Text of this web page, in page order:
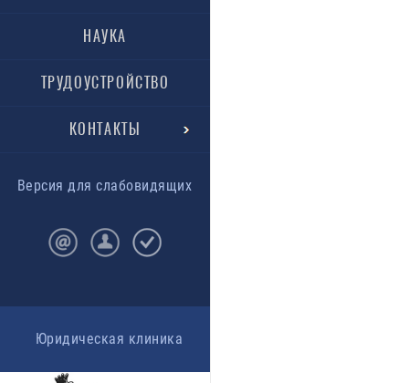
НАУКА
ТРУДОУСТРОЙСТВО
КОНТАКТЫ
Версия для слабовидящих
Юридическая клиника